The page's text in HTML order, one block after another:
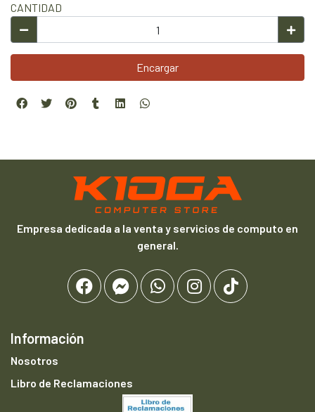
CANTIDAD
Encargar
Empresa dedicada a la venta y servicios de computo en
general.
Información
Nosotros
Libro de Reclamaciones